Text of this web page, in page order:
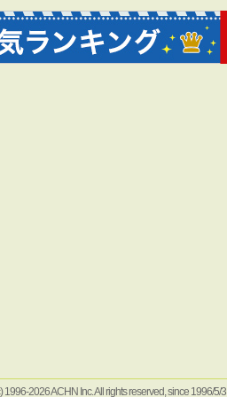
1996-2026 ACHN Inc. All rights reserved, since 1996/5/3